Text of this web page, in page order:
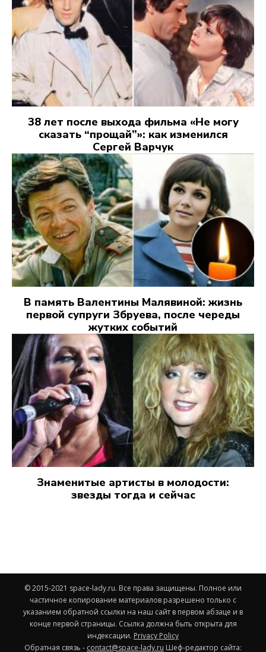
38 лет после выхода фильма «Не могу
сказать “прощай”»: как изменился
Сергей Варчук
В память Валентины Малявиной: жизнь
первой супруги Збруева, после череды
жутких событий
Знаменитые артисты в молодости:
звезды тогда и сейчас
© 2015-2021 space-lady.ru. Все права защищены. Полное или
частичное копирование материалов разрешено только с
указанием обратной ссылки на наш сайт в первом абзаце и в
конце первой страницы. Ссылка должна быть открыта для
индексации. Privacy Policy
Обратная связь - contact@space-lady.ru Шеф-редактор сайта: